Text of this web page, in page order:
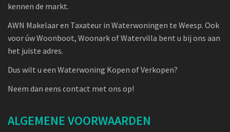
kennen de markt.
AWN Makelaar en Taxateur in Waterwoningen te Weesp. Ook
voor úw Woonboot, Woonark of Watervilla bent u bij ons aan
het juiste adres.
Dus wilt u een Waterwoning Kopen of Verkopen?
Neem dan eens contact met ons op!
ALGEMENE VOORWAARDEN